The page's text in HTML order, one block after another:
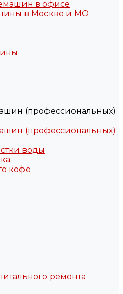
в офисе
в Москве и МО
(профессиональных)
(профессиональных)
воды
кофе
ремонта